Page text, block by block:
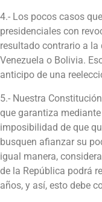
4.- Los pocos casos
presidenciales con
resultado contrario a la
Venezuela o Bolivia.
anticipo de una
5.- Nuestra
que garantiza
imposibilidad de que
busquen afianzar su
igual manera,
de la República podrá
años, y así, esto debe